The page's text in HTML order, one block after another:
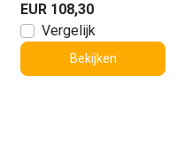
EUR 108,30
Vergelijk
Bekijken